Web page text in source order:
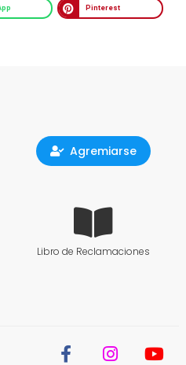
Pinterest
Agremiarse
Libro de Reclamaciones